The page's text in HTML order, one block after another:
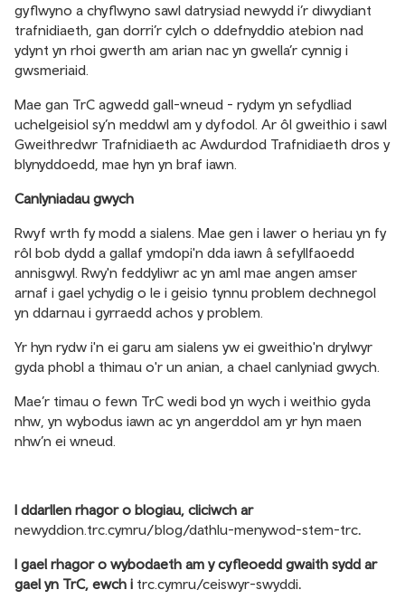
gyflwyno a chyflwyno sawl datrysiad newydd i’r diwydiant
trafnidiaeth, gan dorri’r cylch o ddefnyddio atebion nad
ydynt yn rhoi gwerth am arian nac yn gwella’r cynnig i
gwsmeriaid.
Mae gan TrC agwedd gall-wneud - rydym yn sefydliad
uchelgeisiol sy’n meddwl am y dyfodol. Ar ôl gweithio i sawl
Gweithredwr Trafnidiaeth ac Awdurdod Trafnidiaeth dros y
blynyddoedd, mae hyn yn braf iawn.
Canlyniadau gwych
Rwyf wrth fy modd a sialens. Mae gen i lawer o heriau yn fy
rôl bob dydd a gallaf ymdopi'n dda iawn â sefyllfaoedd
annisgwyl. Rwy'n feddyliwr ac yn aml mae angen amser
arnaf i gael ychydig o le i geisio tynnu problem dechnegol
yn ddarnau i gyrraedd achos y problem.
Yr hyn rydw i'n ei garu am sialens yw ei gweithio'n drylwyr
gyda phobl a thimau o'r un anian, a chael canlyniad gwych.
Mae’r timau o fewn TrC wedi bod yn wych i weithio gyda
nhw, yn wybodus iawn ac yn angerddol am yr hyn maen
nhw’n ei wneud.
I ddarllen rhagor o blogiau, cliciwch ar
newyddion.trc.cymru/blog/dathlu-menywod-stem-trc
I gael rhagor o wybodaeth am y cyfleoedd gwaith sydd ar
gael yn TrC, ewch i trc.cymru/ceiswyr-swyddi